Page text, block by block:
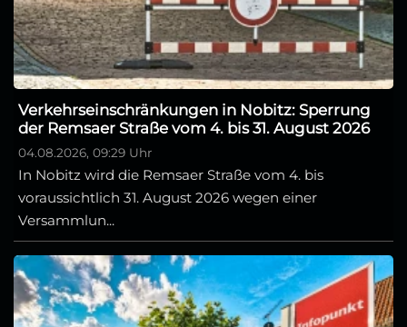
Verkehrseinschränkungen in Nobitz: Sperrung
der Remsaer Straße vom 4. bis 31. August 2026
04.08.2026, 09:29 Uhr
In Nobitz wird die Remsaer Straße vom 4. bis
voraussichtlich 31. August 2026 wegen einer
Versammlun...